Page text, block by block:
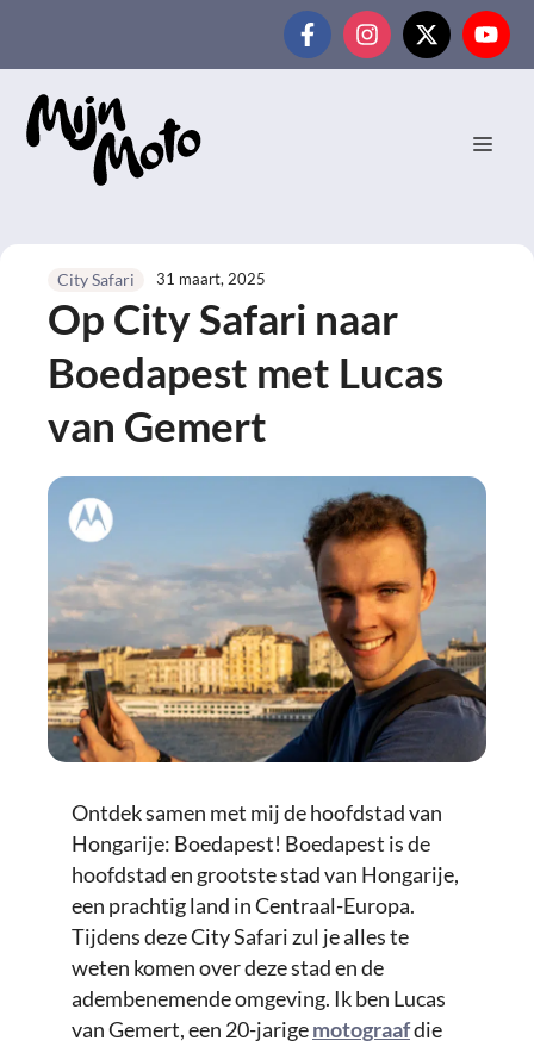
de
inhoud
City Safari 31 maart, 2025
Op City Safari naar
Boedapest met Lucas
van Gemert
Ontdek samen met mij de hoofdstad van
Hongarije: Boedapest! Boedapest is de
hoofdstad en grootste stad van Hongarije,
een prachtig land in Centraal-Europa.
Tijdens deze City Safari zul je alles te
weten komen over deze stad en de
adembenemende omgeving. Ik ben Lucas
van Gemert, een 20-jarigemotograafdie